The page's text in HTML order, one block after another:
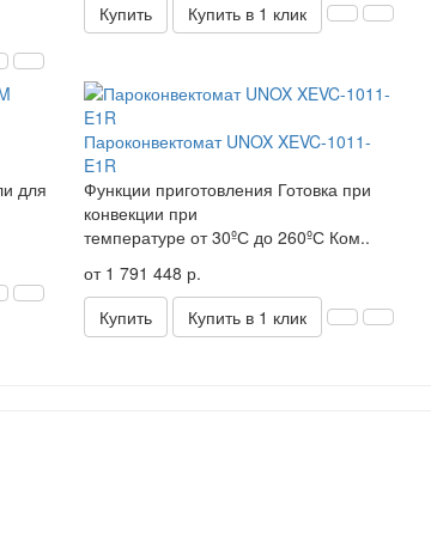
Купить
Купить в 1 клик
для
Пароконвектомат UNOX XEVC-1011-
E1R
Функции приготовления Готовка при
конвекции при
температуре от 30ºС до 260ºС Ком..
от 1 791 448 р.
Купить
Купить в 1 клик